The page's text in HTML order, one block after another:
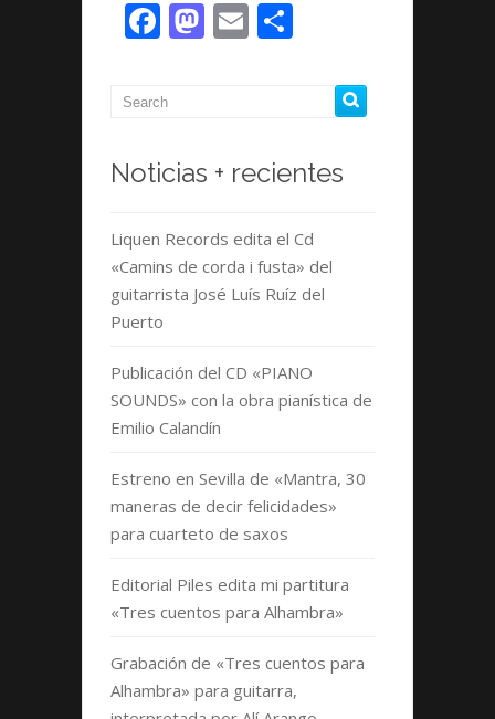
Facebook
Mastodon
Email
Noticias + recientes
Liquen Records edita el Cd
«Camins de corda i fusta» del
guitarrista José Luís Ruíz del
Puerto
Publicación del CD «PIANO
SOUNDS» con la obra pianística de
Emilio Calandín
Estreno en Sevilla de «Mantra, 30
maneras de decir felicidades»
para cuarteto de saxos
Editorial Piles edita mi partitura
«Tres cuentos para Alhambra»
Grabación de «Tres cuentos para
Alhambra» para guitarra,